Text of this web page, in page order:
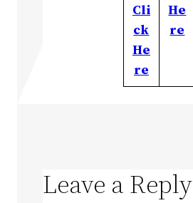
Cli
ck
He
re
He
re
Leave a Reply